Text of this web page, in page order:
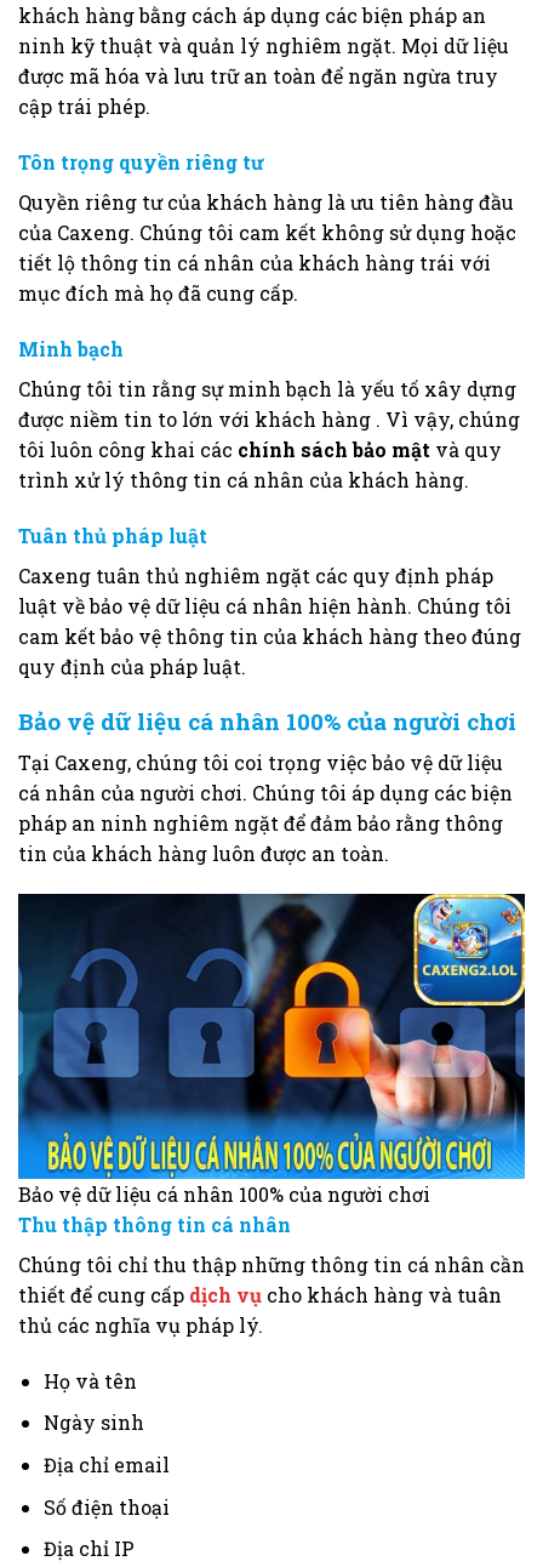
khách hàng bằng cách áp dụng các biện pháp an
ninh kỹ thuật và quản lý nghiêm ngặt. Mọi dữ liệu
được mã hóa và lưu trữ an toàn để ngăn ngừa truy
cập trái phép.
Tôn trọng quyền riêng tư
Quyền riêng tư của khách hàng là ưu tiên hàng đầu
của Caxeng. Chúng tôi cam kết không sử dụng hoặc
tiết lộ thông tin cá nhân của khách hàng trái với
mục đích mà họ đã cung cấp.
Minh bạch
Chúng tôi tin rằng sự minh bạch là yếu tố xây dựng
được niềm tin to lớn với khách hàng . Vì vậy, chúng
tôi luôn công khai các chính sách bảo mật và quy
trình xử lý thông tin cá nhân của khách hàng.
Tuân thủ pháp luật
Caxeng tuân thủ nghiêm ngặt các quy định pháp
luật về bảo vệ dữ liệu cá nhân hiện hành. Chúng tôi
cam kết bảo vệ thông tin của khách hàng theo đúng
quy định của pháp luật.
Bảo vệ dữ liệu cá nhân 100% của người chơi
Tại Caxeng, chúng tôi coi trọng việc bảo vệ dữ liệu
cá nhân của người chơi. Chúng tôi áp dụng các biện
pháp an ninh nghiêm ngặt để đảm bảo rằng thông
tin của khách hàng luôn được an toàn.
Bảo vệ dữ liệu cá nhân 100% của người chơi
Thu thập thông tin cá nhân
Chúng tôi chỉ thu thập những thông tin cá nhân cần
thiết để cung cấp dịch vụ cho khách hàng và tuân
thủ các nghĩa vụ pháp lý.
Họ và tên
Ngày sinh
Địa chỉ email
Số điện thoại
Địa chỉ IP